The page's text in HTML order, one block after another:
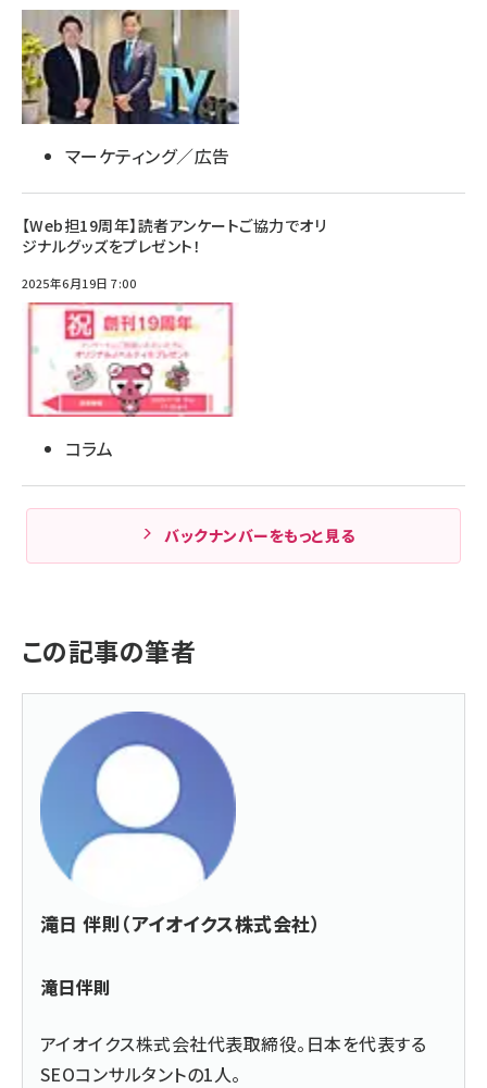
マーケティング／広告
【Web担19周年】読者アンケートご協力でオリ
ジナルグッズをプレゼント！
2025年6月19日 7:00
コラム
バックナンバーをもっと見る
この記事の筆者
滝日 伴則（アイオイクス株式会社）
滝日伴則
アイオイクス株式会社代表取締役。日本を代表する
SEOコンサルタントの1人。